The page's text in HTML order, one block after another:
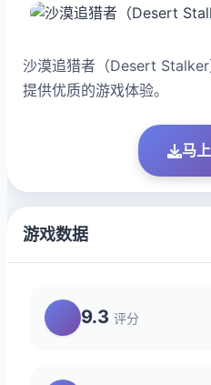
沙漠追猎者（Desert
提供优质的游戏体验。
马
游戏数据
9.3 评分